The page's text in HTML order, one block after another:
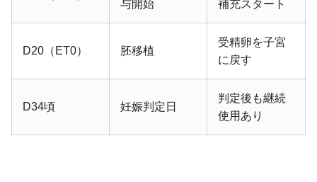
与開始
補充スタート
D20（ET0） 胚移植
受精卵を子宮
に戻す
D34頃 妊娠判定日
判定後も継続
使用あり